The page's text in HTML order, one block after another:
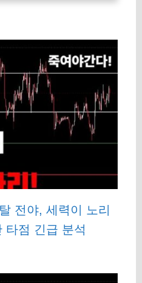
전야, 세력이 노리
타점 긴급 분석